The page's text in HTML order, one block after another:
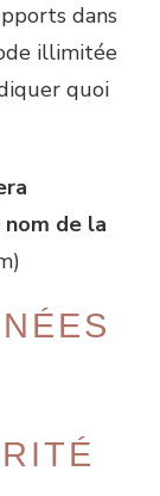
dans
illimitée
quoi
de la